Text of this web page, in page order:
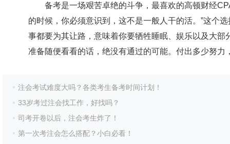
备考是一场艰苦卓绝的斗争，最喜欢的高顿财经
的时候，你必须意识到，这不是一般人干的活。”这个
事都要为其让路，意味着你要牺牲睡眠、娱乐以及大
准备随便看看的话，绝没有通过的可能。付出多少努力
注会考试难度大吗？各类考生备考时间计划！
33岁考过注会找工作，好找吗？
司考开卷以后，注会考生炸了！
第一次考注会怎么搭配？小白必看！